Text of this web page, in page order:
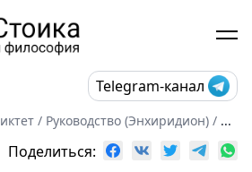
Telegram-канал
/ Руководство (Энхиридион) / ...
Поделиться: